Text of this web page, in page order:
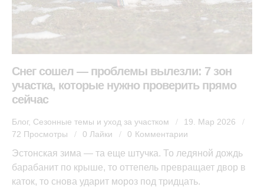
Снег сошел — проблемы вылезли: 7 зон
участка, которые нужно проверить прямо
сейчас
Блог, Сезонные темы и уход за участком
19. Мар 2026
72 Просмотры 0 Лайки 0 Комментарии
Эстонская зима — та еще штучка. То ледяной дождь
барабанит по крыше, то оттепель превращает двор в
каток, то снова ударит мороз под тридцать.